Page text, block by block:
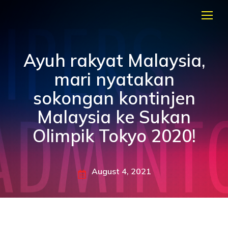
Ayuh rakyat Malaysia,
mari nyatakan
sokongan kontinjen
Malaysia ke Sukan
Olimpik Tokyo 2020!
August 4, 2021